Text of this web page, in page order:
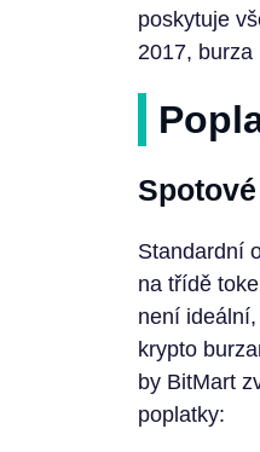
poskytuje
2017, burza
Standardní
na třídě
není
krypto
by BitMart
poplatky: